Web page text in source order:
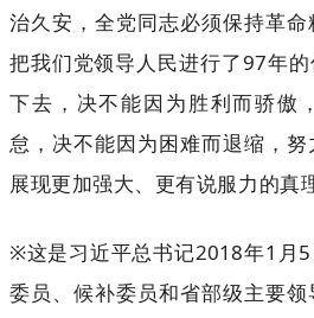
治久安，全党同志必须保持革
把我们党领导人民进行了97年
下去，决不能因为胜利而骄傲
怠，决不能因为困难而退缩，
展现更加强大、更有说服力的真
※这是习近平总书记2018年1月
委员、候补委员和省部级主要